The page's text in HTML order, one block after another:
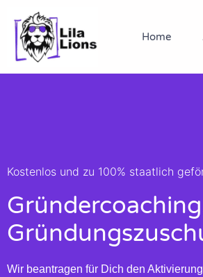
Inhalt
springen
Home
Kostenlos und zu 100% staatlich
Wir beantragen für Dich den